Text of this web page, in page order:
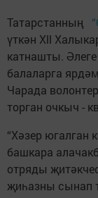
Татарстанның
үткән Xll
катнашты.
балаларга
Чарада
торган очкыч -
“Хәзер югалган
башкара
отряды
җиһазны сынап